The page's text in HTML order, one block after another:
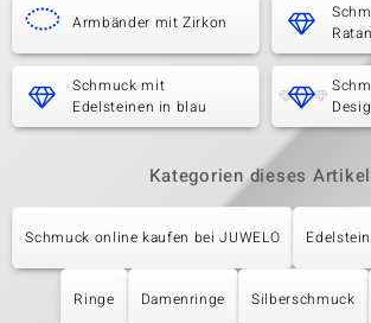
Armbänder mit Zirkon
Schmuck mit
Edelsteinen in blau
Kategorien dieses
Schmuck online kaufen bei JUWELO
Ringe Damenringe Silberschmuck